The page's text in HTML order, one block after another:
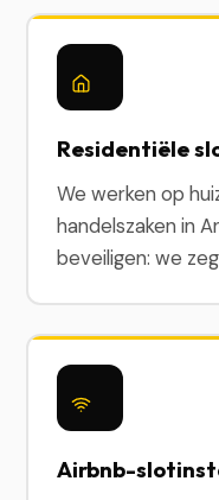
Residentiële
We werken op
handelszaken in
beveiligen: we
Airbnb-